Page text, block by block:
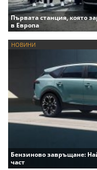
Първата станция, която
в Европа
НОВИНИ
Бензиново завръщане:
част